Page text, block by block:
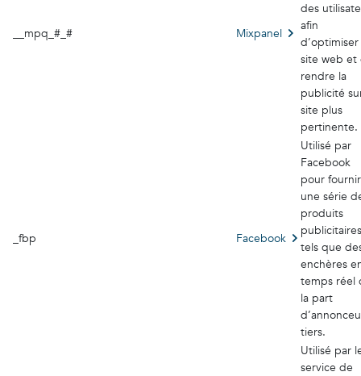
__mpq_#_# Mixpanel
des
afin
site web et
rendre la
publicité
site plus
pertinente.
_fbp Facebook
Utilisé par
Facebook
pour fournir
une série
produits
publicitaires
tels que
enchères
temps réel
la part
tiers.
Utilisé par
service de